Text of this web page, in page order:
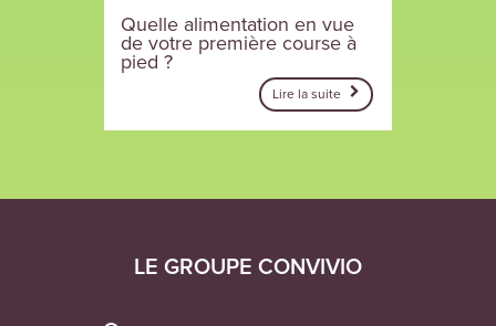
Quelle alimentation en vue
de votre première course à
pied ?
Lire la suite
LE GROUPE CONVIVIO